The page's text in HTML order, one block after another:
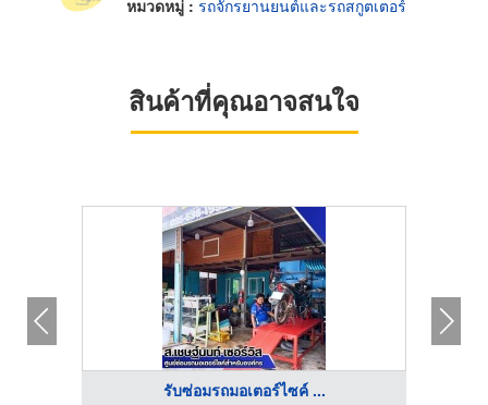
หมวดหมู่ : รถจักรยานยนต์และรถสกูตเตอร์
สินค้าที่คุณอาจสนใจ
รับซ่อมรถมอเตอร์ไซค์ ...